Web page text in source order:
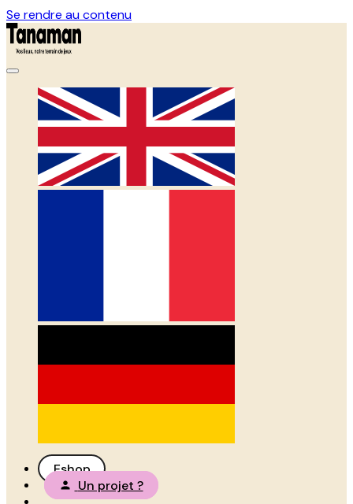
Se rendre au contenu
Eshop
Un projet ?